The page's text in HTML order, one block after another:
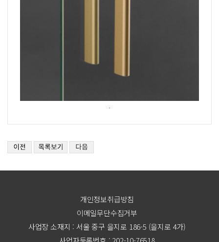
개인정보취급방침
이메일무단수집거부
사업장 소재지 : 서울 중구 을지로 186-5 (을지로 4가)